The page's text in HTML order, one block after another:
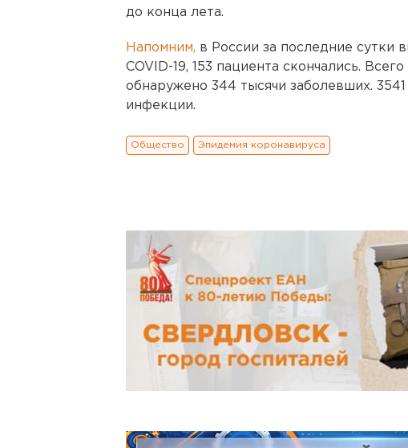
до конца лета.
Напомним, в России за последние сутки
COVID-19, 153 пациента скончались.
обнаружено 344 тысячи заболевших.
инфекции.
Общество Эпидемия коронавируса